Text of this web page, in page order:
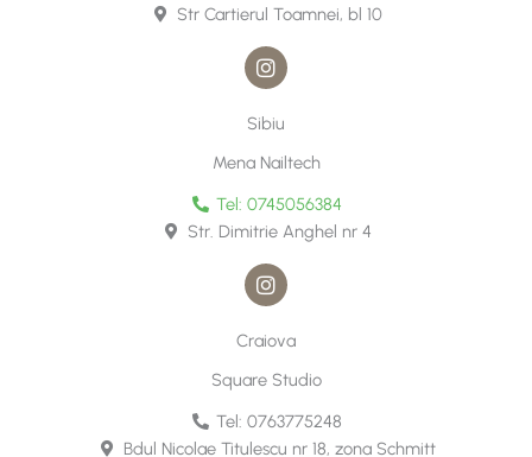
Str Cartierul Toamnei, bl 10
I
n
t
g
a
m
Sibiu
Mena Nailtech
Tel: 0745056384
Str. Dimitrie Anghel nr 4
I
n
t
g
a
m
Craiova
Square Studio
Tel: 0763775248
Bdul Nicolae Titulescu nr 18, zona Schmitt